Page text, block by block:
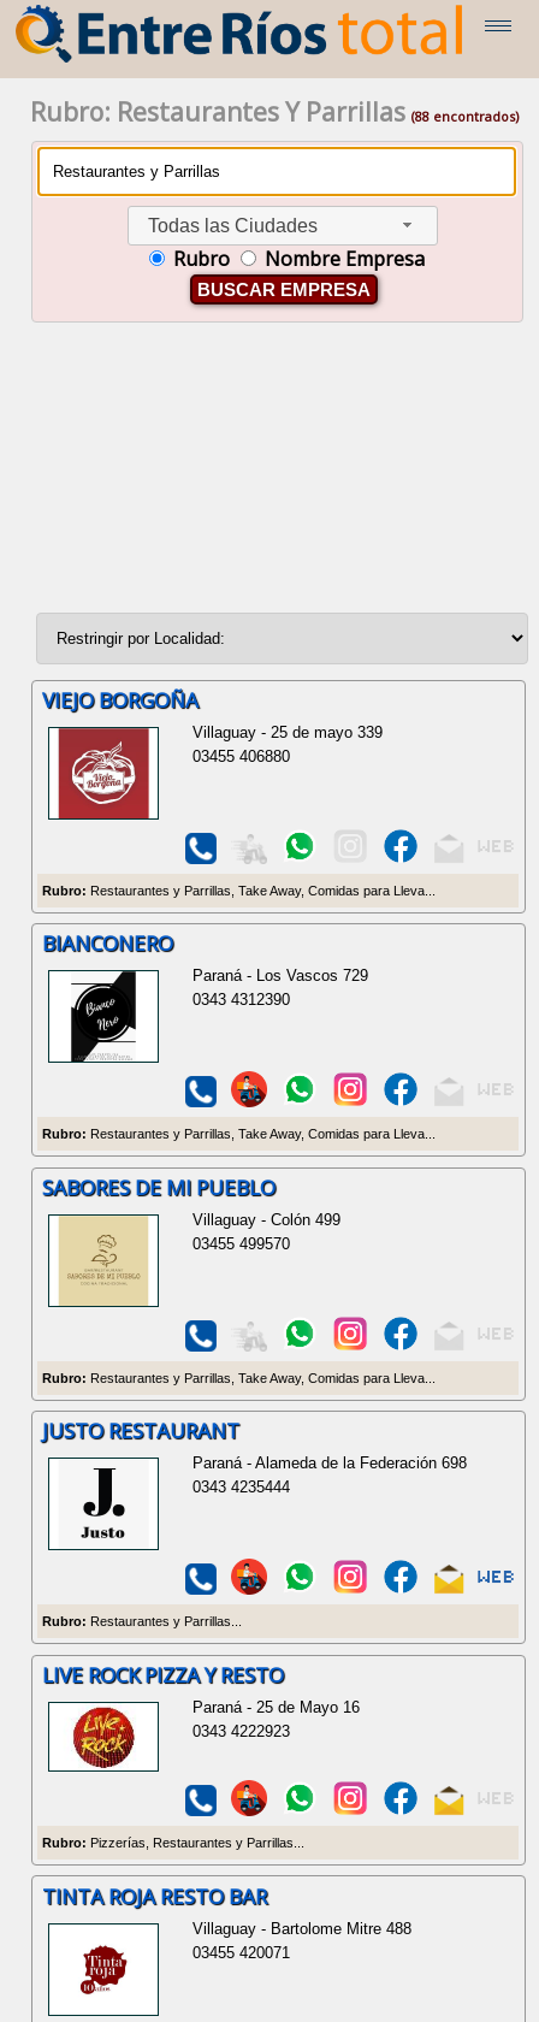
Rubro: Restaurantes Y Parrillas(88 encontrados)
Todas las Ciudades
Rubro Nombre Empresa
BUSCAR EMPRESA
VIEJO BORGOÑA
Villaguay - 25 de mayo 339
03455 406880
Rubro: Restaurantes y Parrillas, Take Away, Comidas para Lleva...
BIANCONERO
Paraná - Los Vascos 729
0343 4312390
Rubro: Restaurantes y Parrillas, Take Away, Comidas para Lleva...
SABORES DE MI PUEBLO
Villaguay - Colón 499
03455 499570
Rubro: Restaurantes y Parrillas, Take Away, Comidas para Lleva...
JUSTO RESTAURANT
Paraná - Alameda de la Federación 698
0343 4235444
Rubro: Restaurantes y Parrillas...
LIVE ROCK PIZZA Y RESTO
Paraná - 25 de Mayo 16
0343 4222923
Rubro: Pizzerías, Restaurantes y Parrillas...
TINTA ROJA RESTO BAR
Villaguay - Bartolome Mitre 488
03455 420071